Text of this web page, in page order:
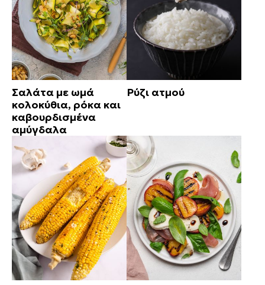
Σαλάτα με ωμά
κολοκύθια, ρόκα και
καβουρδισμένα
αμύγδαλα
Ρύζι ατμού